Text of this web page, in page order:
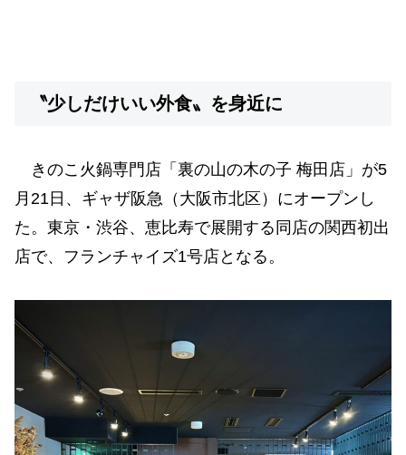
〝少しだけいい外食〟を身近に
きのこ火鍋専門店「裏の山の木の子 梅田店」が5
月21日、ギャザ阪急（大阪市北区）にオープンし
た。東京・渋谷、恵比寿で展開する同店の関西初出
店で、フランチャイズ1号店となる。